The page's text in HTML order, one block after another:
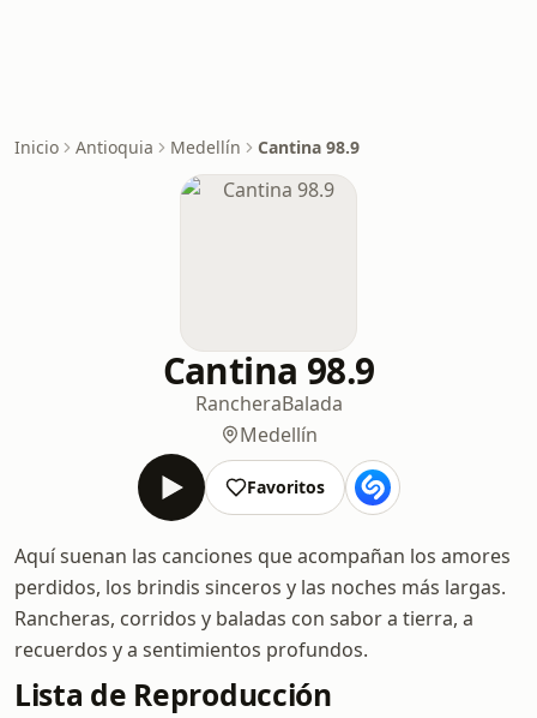
Inicio Antioquia Medellín Cantina 98.9
Cantina 98.9
RancheraBalada
Medellín
Favoritos
Aquí suenan las canciones que acompañan los amores
perdidos, los brindis sinceros y las noches más largas.
Rancheras, corridos y baladas con sabor a tierra, a
recuerdos y a sentimientos profundos.
Lista de Reproducción